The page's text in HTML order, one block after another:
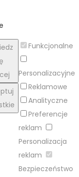
Funkcjonalne
Personalizacyjne
Reklamowe
Analityczne
Preferencje
reklam
Personalizacja
reklam
Bezpieczeństwo